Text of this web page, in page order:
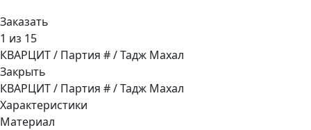
Заказать
1 из 15
КВАРЦИТ / Партия # / Тадж Махал
Закрыть
КВАРЦИТ / Партия # / Тадж Махал
Характеристики
Материал